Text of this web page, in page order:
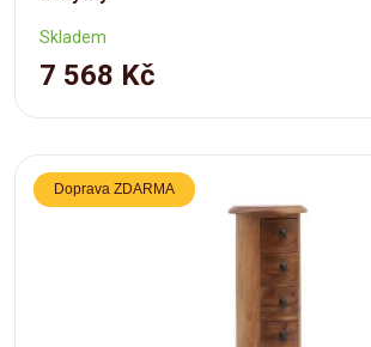
Skladem
7 568 Kč
Doprava ZDARMA